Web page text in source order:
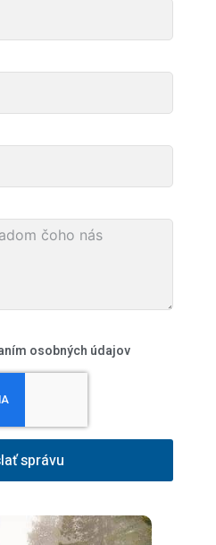
osobných údajov
správu